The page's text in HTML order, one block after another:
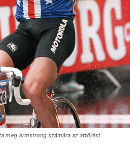
meg Armstrong számára az áttörést